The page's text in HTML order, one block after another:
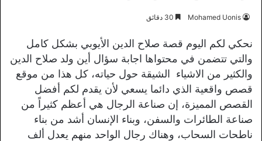
Mohamed Uonis
نحكي لكم اليوم قصة صلاح الدين الأيوبي بشكل كامل
والتي تتضمن في محتواها اجابة سؤال أين ولد صلاح الدين
والكثير من الاشياء الشيقة حول حياته، كل هذا من موقع
قصص واقعية الذي دائما يسعي لأن يقدم لكم أفضل
القصص المميزة، إن صناعة الرجال هي أعظم كثيراً من
صناعة الطائرات والسفن، وبناء الإنسان أشد من بناء
ناطحات السحاب، وهناك رجال الواحد منهم يعدل ألف